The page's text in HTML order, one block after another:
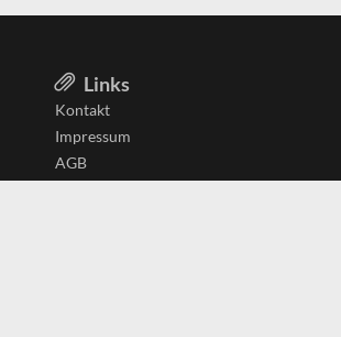
Links
Kontakt
Impressum
AGB